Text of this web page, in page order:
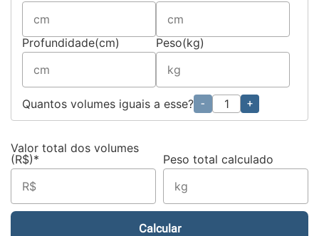
Profundidade(cm) Peso(kg)
Quantos volumes iguais a esse? - +
Valor total dos volumes
(R$)*
Peso total calculado
Calcular